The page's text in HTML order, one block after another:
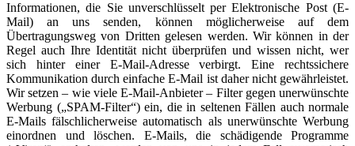
Informationen, die Sie unverschlüsselt per Elektronische Post (E-
Mail) an uns senden, können möglicherweise auf dem
Übertragungsweg von Dritten gelesen werden. Wir können in der
Regel auch Ihre Identität nicht überprüfen und wissen nicht, wer
sich hinter einer E-Mail-Adresse verbirgt. Eine rechtssichere
Kommunikation durch einfache E-Mail ist daher nicht gewährleistet.
Wir setzen – wie viele E-Mail-Anbieter – Filter gegen unerwünschte
Werbung („SPAM-Filter“) ein, die in seltenen Fällen auch normale
E-Mails fälschlicherweise automatisch als unerwünschte Werbung
einordnen und löschen. E-Mails, die schädigende Programme